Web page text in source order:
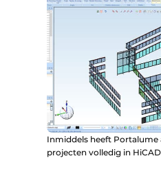
Inmiddels heeft Portalume
projecten volledig in